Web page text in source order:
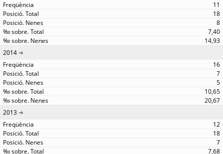
11
18
8
7,40
14,93
2014
16
7
5
10,65
20,67
2013
12
18
7
7,68